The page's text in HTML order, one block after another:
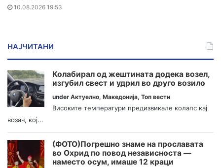
10.08.2026 19:53
НАЈЧИТАНИ
Колабирал од жештината додека возел,
изгубил свест и удрил во друго возило
under Актуелно, Македонија, Топ вести
Високите температури предизвикале колапс кај
возач, кој...
(ФОТО)Погрешно знаме на прославата
во Охрид по повод независноста —
наместо осум, имаше 12 краци